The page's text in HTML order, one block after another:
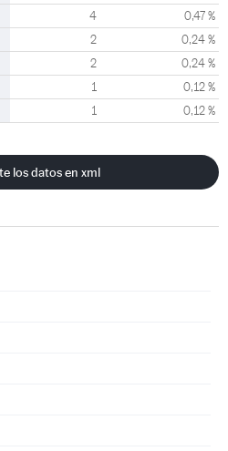
4 0,47 %
2 0,24 %
2 0,24 %
1 0,12 %
1 0,12 %
los datos en xml